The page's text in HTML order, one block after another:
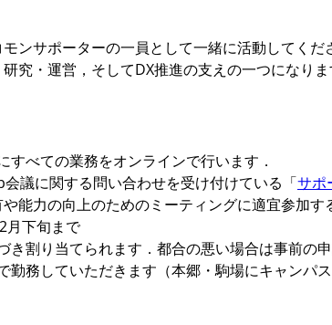
ンサポーターの一員として一緒に活動してく
究・運営，そしてDX推進の支えの一つになり
べての業務をオンラインで行います．
議に関する問い合わせを受け付けている「サポ
能力の向上のためのミーティングに適宜参加す
月下旬まで
割り当てられます．都合の悪い場合は事前の
務していただきます（本郷・駒場にキャンパ